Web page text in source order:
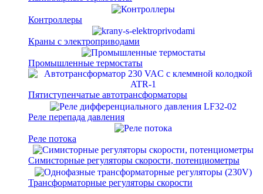
Контроллеры
Краны с электроприводами
Промышленные термостаты
Пятиступенчатые автотрансформаторы
Реле перепада давления
Реле потока
Симисторные регуляторы скорости, потенциометры
Трансформаторные регуляторы скорости